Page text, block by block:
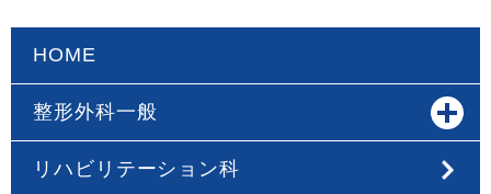
HOME
整形外科一般
リハビリテーション科